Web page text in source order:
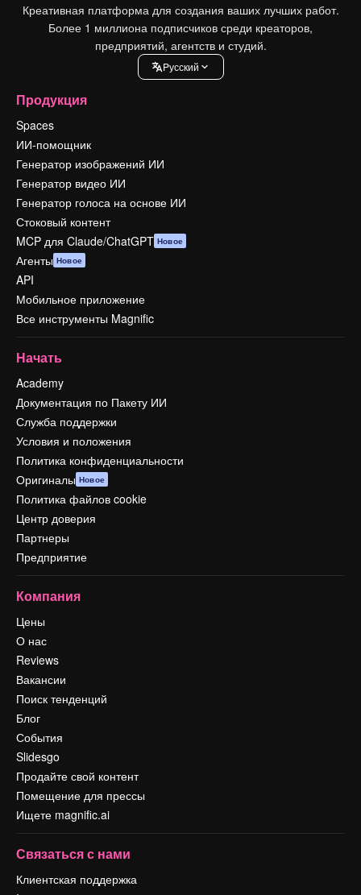
Креативная платформа для создания ваших лучших работ.
Более 1 миллиона подписчиков среди креаторов,
предприятий, агентств и студий.
Pусский
Продукция
Spaces
ИИ-помощник
Генератор изображений ИИ
Генератор видео ИИ
Генератор голоса на основе ИИ
Стоковый контент
MCP для Claude/ChatGPT Новое
Агенты Новое
API
Мобильное приложение
Все инструменты Magnific
Начать
Academy
Документация по Пакету ИИ
Служба поддержки
Условия и положения
Политика конфиденциальности
Оригиналы Новое
Политика файлов cookie
Центр доверия
Партнеры
Предприятие
Компания
Цены
О нас
Reviews
Вакансии
Поиск тенденций
Блог
События
Slidesgo
Продайте свой контент
Помещение для прессы
Ищете magnific.ai
Связаться с нами
Клиентская поддержка